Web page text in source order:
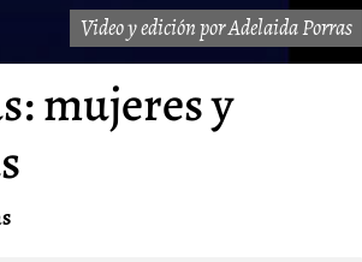
Video y edición por Adelaida Porras
mujeres y